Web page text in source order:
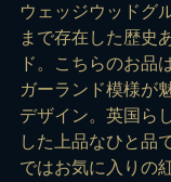
ウェッジウッドグ
まで存在した歴史
ド。こちらのお品
ガーランド模様が
デザイン。英国ら
した上品なひと品
ではお気に入りの